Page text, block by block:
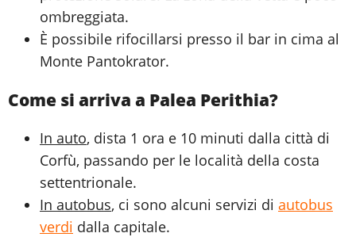
ombreggiata.
È possibile rifocillarsi presso il bar in cima al
Monte Pantokrator.
Come si arriva a Palea Perithia?
In auto, dista 1 ora e 10 minuti dalla città di
Corfù, passando per le località della costa
settentrionale.
In autobus, ci sono alcuni servizi di autobus
verdi dalla capitale.